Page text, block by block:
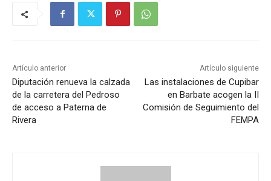
Artículo anterior
Diputación renueva la calzada
de la carretera del Pedroso
de acceso a Paterna de
Rivera
Artículo siguiente
Las instalaciones de Cupibar
en Barbate acogen la II
Comisión de Seguimiento del
FEMPA